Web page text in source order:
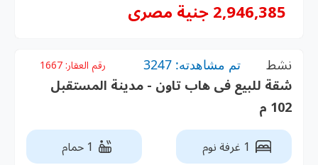
2,946,385 جنية مصرى
نشط تم مشاهدته: 3247 رقم العقار:1667
شقة للبيع فى هاب تاون - مدينة المستقبل
102 م
1 غرفة نوم 1 حمام